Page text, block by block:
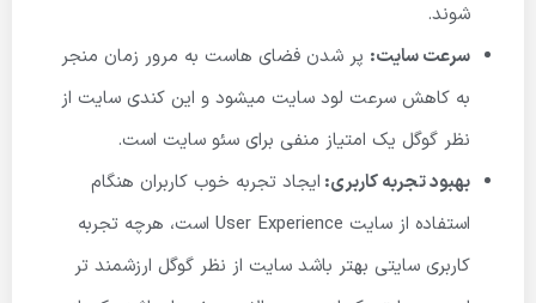
شوند.
سرعت سایت: پر شدن فضای هاست به مرور زمان منجر
به کاهش سرعت لود سایت میشود و این کندی سایت از
نظر گوگل یک امتیاز منفی برای سئو سایت است.
بهبود تجربه کاربری: ایجاد تجربه خوب کاربران هنگام
استفاده از سایت User Experience است، هرچه تجربه
کاربری سایتی بهتر باشد سایت از نظر گوگل ارزشمند تر